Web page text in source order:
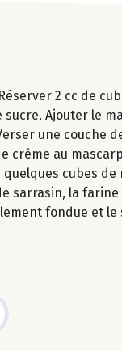
2 cc de
sucre. Ajouter le
une couche
crème au
cubes
sarrasin, la
fondue et